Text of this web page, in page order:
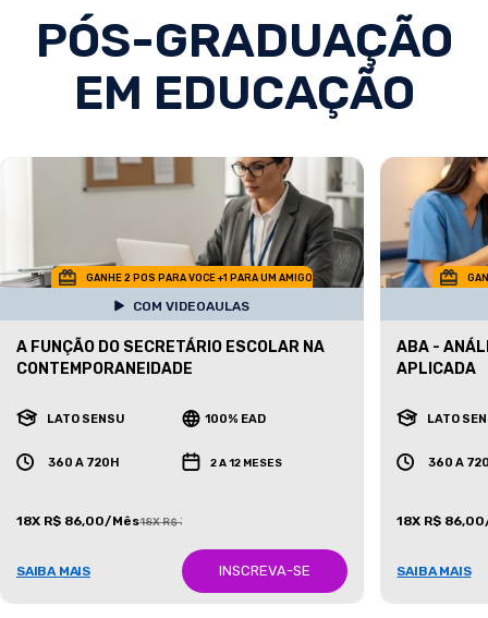
PÓS-GRADUAÇÃO
EM EDUCAÇÃO
GANHE 2 POS PARA VOCE +1 PARA UM AMIGO
COM VIDEOAULAS
A FUNÇÃO DO SECRETÁRIO ESCOLAR NA
CONTEMPORANEIDADE
LATO SENSU 100% EAD
360 A 720H 2 A 12 MESES
18X R$ 86,00/Mês18X R$ 387,00/Mês
SAIBA MAIS INSCREVA-SE
ABA -
APLICADA
LATO
360 A
18X R$
SAIBA MAIS